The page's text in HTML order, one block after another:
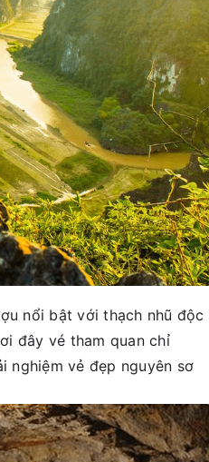
nổi bật với thạch nhũ độc
đây vé tham quan chỉ
nghiệm vẻ đẹp nguyên sơ